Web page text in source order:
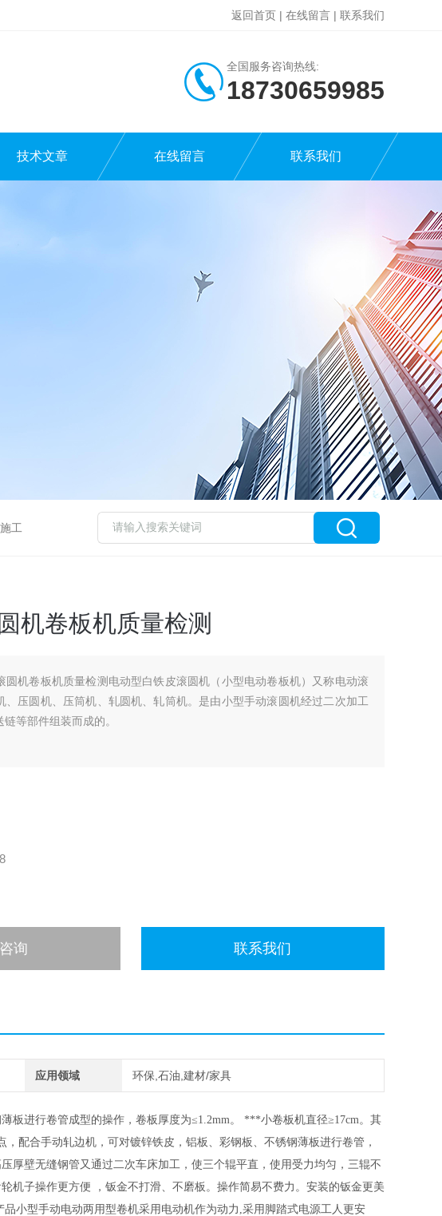
返回首页 | 在线留言 | 联系我们
全国服务咨询热线:
18730659985
技术文章 在线留言 联系我们
工
机卷板机质量检测
圆机卷板机质量检测电动型白铁皮滚圆机（小型电动卷板机）又称电动滚
、压圆机、压筒机、轧圆机、轧筒机。是由小型手动滚圆机经过二次加工
等部件组装而成的。
询 联系我们
应用领域 环保,石油,建材/家具
板进行卷管成型的操作，卷板厚度为≤1.2mm。 ***小卷板机直径≥17cm。其
配合手动轧边机，可对镀锌铁皮，铝板、彩钢板、不锈钢薄板进行卷管，
厚壁无缝钢管又通过二次车床加工，使三个辊平直，使用受力均匀，三辊不
机子操作更方便 ，钣金不打滑、不磨板。操作简易不费力。安装的钣金更美
小型手动电动两用型卷机采用电动机作为动力,采用脚踏式电源工人更安